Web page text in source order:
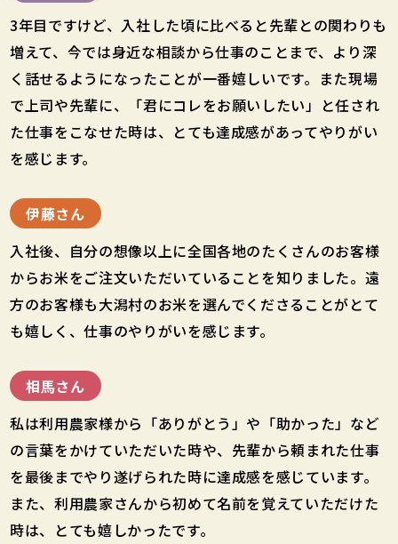
3年目ですけど、入社した頃に比べると先輩との関わりも
増えて、今では身近な相談から仕事のことまで、より深
く話せるようになったことが一番嬉しいです。また現場
で上司や先輩に、「君にコレをお願いしたい」と任され
た仕事をこなせた時は、とても達成感があってやりがい
を感じます。
伊藤さん
入社後、自分の想像以上に全国各地のたくさんのお客様
からお米をご注文いただいていることを知りました。遠
方のお客様も大潟村のお米を選んでくださることがとて
も嬉しく、仕事のやりがいを感じます。
相馬さん
私は利用農家様から「ありがとう」や「助かった」など
の言葉をかけていただいた時や、先輩から頼まれた仕事
を最後までやり遂げられた時に達成感を感じています。
また、利用農家さんから初めて名前を覚えていただけた
時は、とても嬉しかったです。